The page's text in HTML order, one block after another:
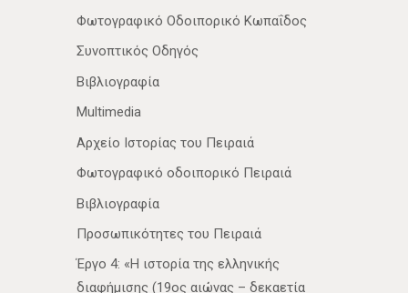
Φωτογραφικό Οδοιπορικό Κωπαΐδος
Συνοπτικός Οδηγός
Βιβλιογραφία
Multimedia
Αρχείο Ιστορίας του Πειραιά
Φωτογραφικό οδοιπορικό Πειραιά
Βιβλιογραφία
Προσωπικότητες του Πειραιά
Έργο 4: «Η ιστορία της ελληνικής
διαφήμισης (19ος αιώνας – δεκαετία